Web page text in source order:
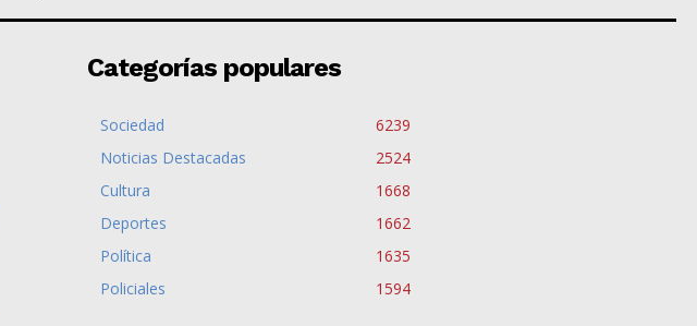
Categorías populares
Sociedad
6239
Noticias Destacadas
2524
Cultura
1668
Deportes
1662
Política
1635
Policiales
1594